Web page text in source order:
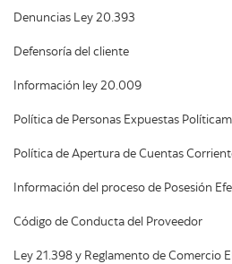
Denuncias Ley 20.393
Defensoría del cliente
Información ley 20.009
Política de Personas Expuestas
Política de Apertura de Cuentas
Información del proceso de Posesión
Código de Conducta del Proveedor
Ley 21.398 y Reglamento de Comercio